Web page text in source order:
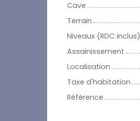
Cave
Terrain
Niveaux (RDC inclus)
Assainissement
Localisation
Taxe d'habitation
Référence